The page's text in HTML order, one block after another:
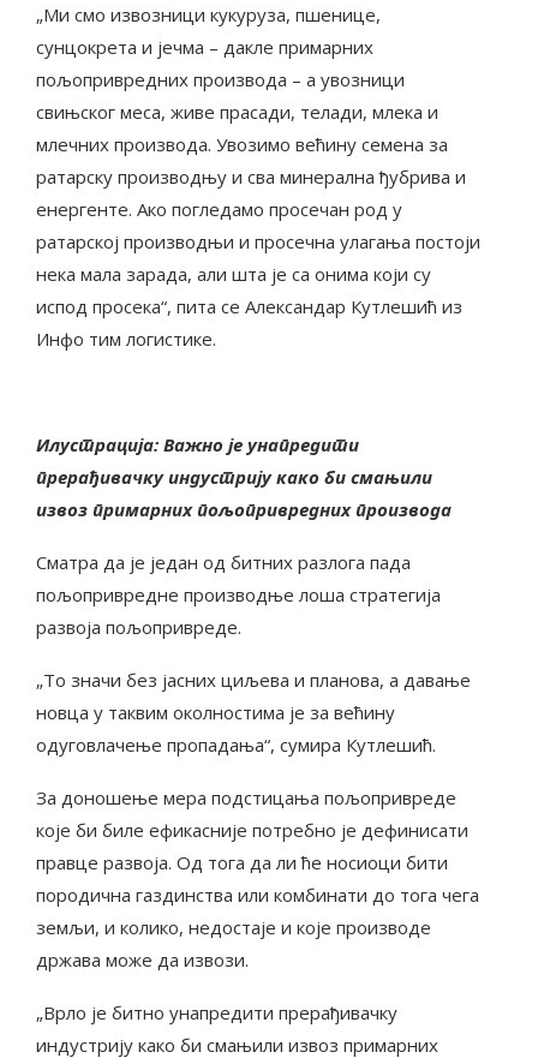
„Ми смо извозници кукуруза, пшенице,
сунцокрета и јечма – дакле примарних
пољопривредних производа – а увозници
свињског меса, живе прасади, телади, млека и
млечних производа. Увозимо већину семена за
ратарску производњу и сва минерална ђубрива и
енергенте. Ако погледамо просечан род у
ратарској производњи и просечна улагања постоји
нека мала зарада, али шта је са онима који су
испод просека“, пита се Александар Кутлешић из
Инфо тим логистике.
Илустрација: Важно је унапредити
прерађивачку индустрију како би смањили
извоз примарних пољопривредних производа
Сматра да је један од битних разлога пада
пољопривредне производње лоша стратегија
развоја пољопривреде.
„То значи без јасних циљева и планова, а давање
новца у таквим околностима је за већину
одуговлачење пропадања“, сумира Кутлешић.
За доношење мера подстицања пољопривреде
које би биле ефикасније потребно је дефинисати
правце развоја. Од тога да ли ће носиоци бити
породична газдинства или комбинати до тога чега
земљи, и колико, недостаје и које производе
држава може да извози.
„Врло је битно унапредити прерађивачку
индустрију како би смањили извоз примарних